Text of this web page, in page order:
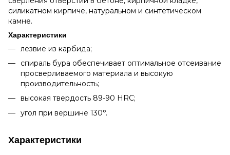
силикатном кирпиче, натуральном и синтетическом
камне.
Характеристики
лезвие из карбида;
спираль бура обеспечивает оптимальное отсеивание
просверливаемого материала и высокую
производительность;
высокая твердость 89-90 HRC;
угол при вершине 130°.
Характеристики